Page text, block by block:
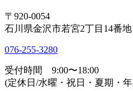
〒920-0054
石川県金沢市若宮2丁目14番地
076-255-3280
受付時間 9:00〜18:00
(定休日/水曜・祝日・夏期・